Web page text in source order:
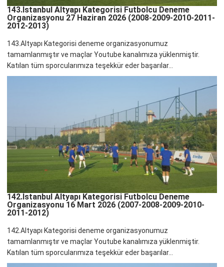
143.İstanbul Altyapı Kategorisi Futbolcu Deneme
Organizasyonu 27 Haziran 2026 (2008-2009-2010-2011-
2012-2013)
143.Altyapı Kategorisi deneme organizasyonumuz
tamamlanmıştır ve maçlar Youtube kanalımıza yüklenmiştir.
Katılan tüm sporcularımıza teşekkür eder başarılar...
142.İstanbul Altyapı Kategorisi Futbolcu Deneme
Organizasyonu 16 Mart 2026 (2007-2008-2009-2010-
2011-2012)
142.Altyapı Kategorisi deneme organizasyonumuz
tamamlanmıştır ve maçlar Youtube kanalımıza yüklenmiştir.
Katılan tüm sporcularımıza teşekkür eder başarılar...